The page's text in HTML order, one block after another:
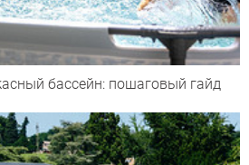
бассейн: пошаговый гайд